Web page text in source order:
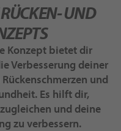
UND
Konzept bietet dir
Verbesserung deiner
und
Es hilft dir,
und deine
zu verbessern.